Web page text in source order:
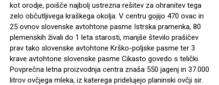
kot orodje, poišče najbolj ustrezna rešitev za ohranitev tega
zelo občutljivega kraškega okolja. V centru gojijo 470 ovac in
25 ovnov slovenske avtohtone pasme Istrska pramenka, 80
plemenskih živali do 1 leta starosti, manjše število prašičev
prav tako slovenske avtohtone Krško-poljske pasme ter 3
krave avtohtone slovenske pasme Cikasto govedo s telički.
Povprečna letna proizvodnja centra znaša 550 jagenj in 37.000
litrov ovčjega mleka, iz katerega pridelujejo planinski ovčji sir.